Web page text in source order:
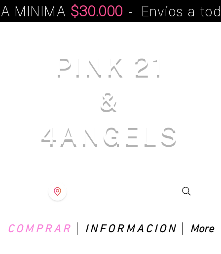
MINIMA $30.000 - Envíos a
PINK 21
&
4ANGELS
C O M P R A R I N F O R M A C I O N More